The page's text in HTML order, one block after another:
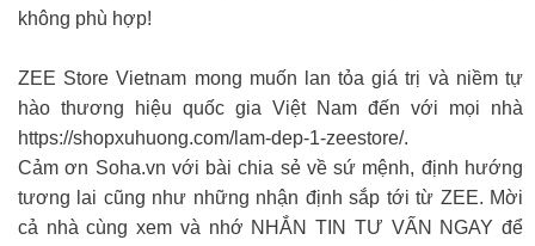
không phù hợp!
ZEE Store Vietnam mong muốn lan tỏa giá trị và niềm tự
hào thương hiệu quốc gia Việt Nam đến với mọi nhà
https://shopxuhuong.com/lam-dep-1-zeestore/.
Cảm ơn Soha.vn với bài chia sẻ về sứ mệnh, định hướng
tương lai cũng như những nhận định sắp tới từ ZEE. Mời
cả nhà cùng xem và nhớ NHẮN TIN TƯ VẤN NGAY để